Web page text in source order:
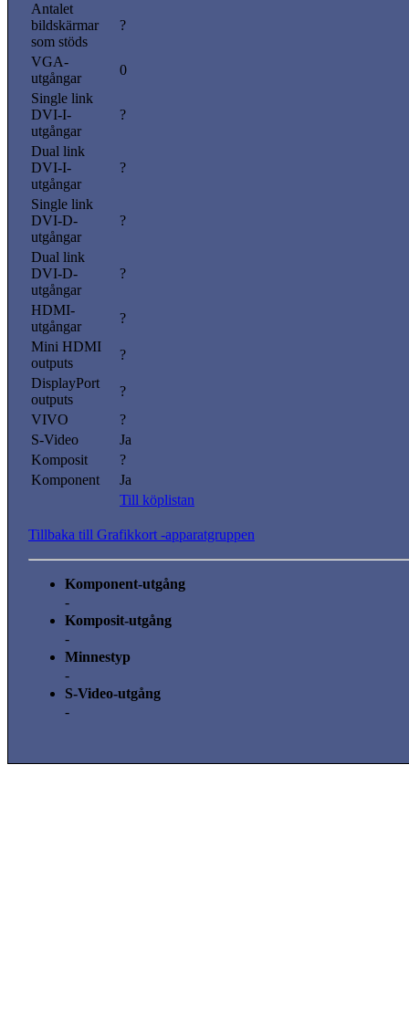
Antalet
bildskärmar
som stöds
?
VGA-
utgångar
0
Single link
DVI-I-
utgångar
?
Dual link
DVI-I-
utgångar
?
Single link
DVI-D-
utgångar
?
Dual link
DVI-D-
utgångar
?
HDMI-
utgångar
?
Mini HDMI
outputs
?
DisplayPort
outputs
?
VIVO
?
S-Video
Ja
Komposit
?
Komponent
Ja
Till köplistan
Tillbaka till Grafikkort -apparatgruppen
Komponent-utgång
-
Komposit-utgång
-
Minnestyp
-
S-Video-utgång
-